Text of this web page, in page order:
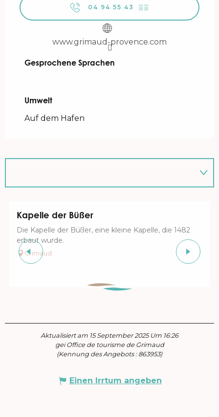
04 94 55 43 ▒▒
www.grimaud-provence.com
Gesprochene Sprachen
Gesprochene Sprachen
Umwelt
Umwelt
Auf dem Hafen
Kapelle der Büßer
Die Kapelle der Büßer, eine kleine Kapelle, die 1482
erbaut wurde.
Grimaud
Aktualisiert am 15 September 2025 Um 16:26
gei Office de tourisme de Grimaud
(Kennung des Angebots : 863953)
Einen Irrtum angeben